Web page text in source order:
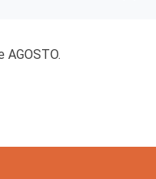
AGOSTO.